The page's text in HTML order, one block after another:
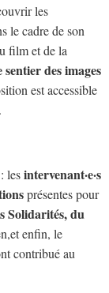
les
le cadre de son
film et de la
des images
est accessible
lesintervenant·e·s
présentes pour
Solidarités, du
enfin, le
contribué au